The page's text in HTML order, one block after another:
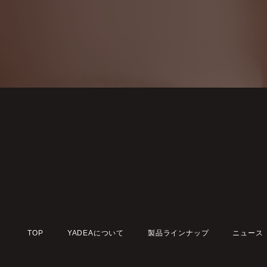
TOP YADEAについて 製品ラインナップ ニュース